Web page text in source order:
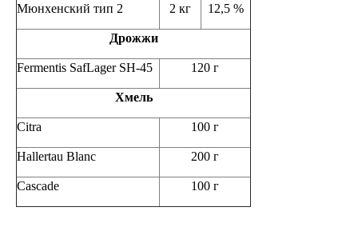
Мюнхенский тип 2 2 кг 12,5 %
Дрожжи
Fermentis SafLager SH-45 120 г
Хмель
Citra 100 г
Hallertau Blanc 200 г
Cascade 100 г